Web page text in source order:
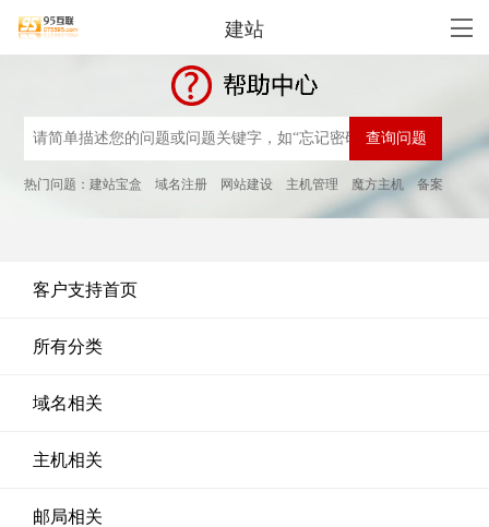
建站
热门问题：建站宝盒 域名注册 网站建设 主机管理 魔方主机 备案
客户支持首页
所有分类
域名相关
主机相关
邮局相关